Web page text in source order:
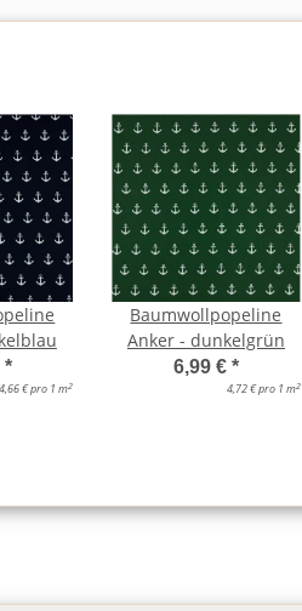
*
4,66 € pro 1 m2
Baumwollpopeline
Anker - dunkelgrün
6,99 € *
4,72 € pro 1 m2